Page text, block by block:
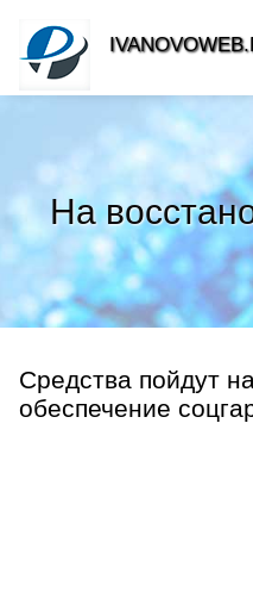
На
Средства пойдут
обеспечение